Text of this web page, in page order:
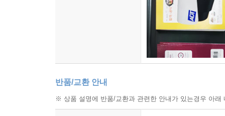
반품/교환 안내
※ 상품 설명에 반품/교환과 관련한 안내가 있는경우 아